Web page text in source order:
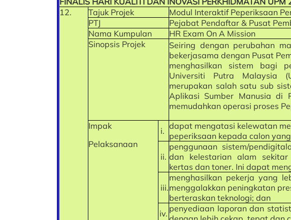
12. Tajuk Projek
Modul Interaktif Peperiksaan
PTJ
Pejabat Pendaftar & Pusat
Nama Kumpulan
HR Exam On A Mission
Sinopsis Projek
Seiring dengan perubahan
bekerjasama dengan Pusat
menghasilkan sistem bagi
Universiti Putra Malaysia
merupakan salah satu sub
Aplikasi Sumber Manusia di
memudahkan operasi proses
Impak
Pelaksanaan
i. dapat mengatasi kelewatan
peperiksaan kepada calon
ii.
penggunaan sistem/
dan kelestarian alam
kertas dan toner. Ini dapat
iii.
menghasilkan pekerja yang
menggalakkan peningkatan
berteraskan teknologi; dan
iv. penyediaan laporan dan